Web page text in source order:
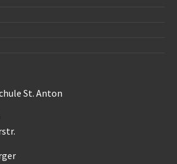
St. Anton